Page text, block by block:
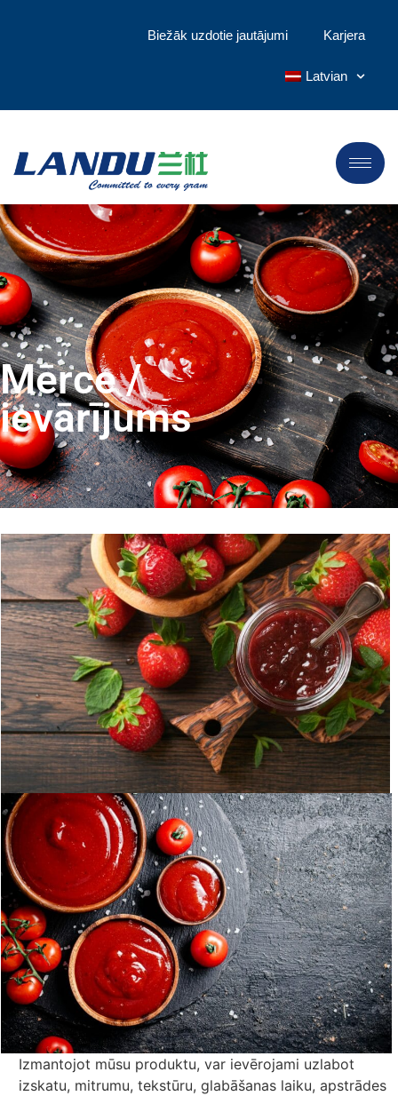
Biežāk uzdotie jautājumi Karjera
Latvian
Mērce /
ievārījums
Izmantojot mūsu produktu, var ievērojami uzlabot
izskatu, mitrumu, tekstūru, glabāšanas laiku, apstrādes